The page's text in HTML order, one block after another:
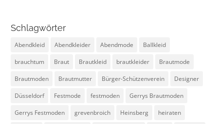
Schlagwörter
Abendkleid Abendkleider Abendmode Ballkleid
brauchtum Braut Brautkleid brautkleider Brautmode
Brautmoden Brautmutter Bürger-Schützenverein Designer
Düsseldorf Festmode festmoden Gerrys Brautmoden
Gerrys Festmoden grevenbroich Heinsberg heiraten